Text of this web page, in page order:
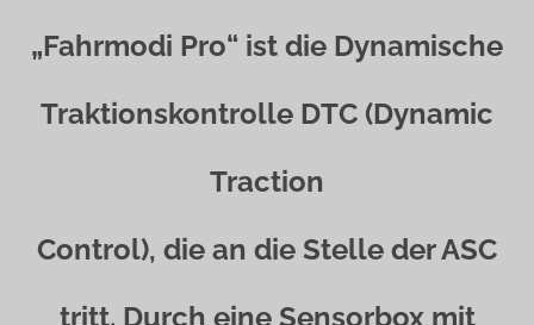
„Fahrmodi Pro“ ist die Dynamische
Traktionskontrolle DTC (Dynamic
Traction
Control), die an die Stelle der ASC
tritt. Durch eine Sensorbox mit